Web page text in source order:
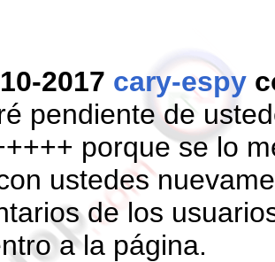
2017 cary-espy
pendiente de
porque se lo
ustedes
de los
a la página.